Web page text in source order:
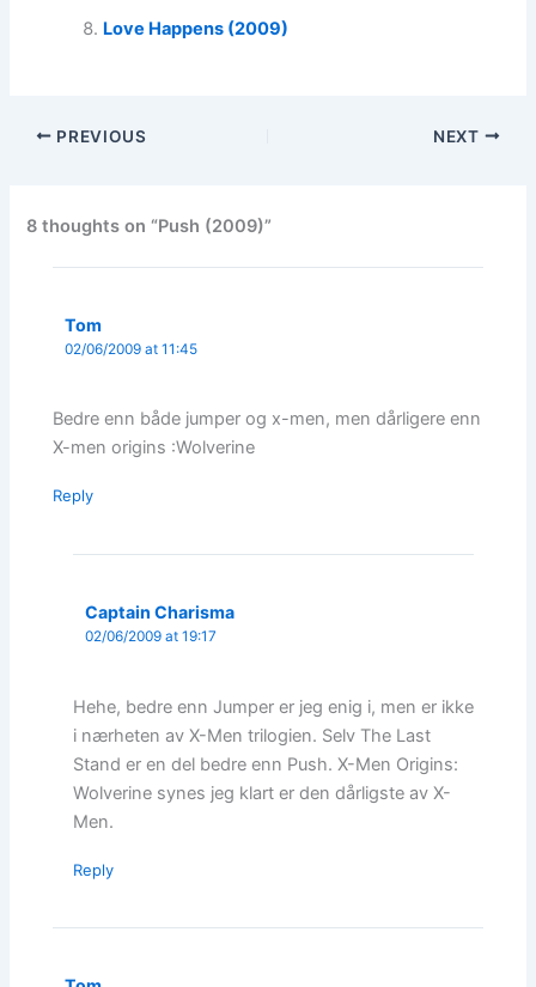
Love Happens (2009)
PREVIOUS NEXT
8 thoughts on “Push (2009)”
Tom
02/06/2009 at 11:45
Bedre enn både jumper og x-men, men dårligere enn
X-men origins :Wolverine
Reply
Captain Charisma
02/06/2009 at 19:17
Hehe, bedre enn Jumper er jeg enig i, men er ikke
i nærheten av X-Men trilogien. Selv The Last
Stand er en del bedre enn Push. X-Men Origins:
Wolverine synes jeg klart er den dårligste av X-
Men.
Reply